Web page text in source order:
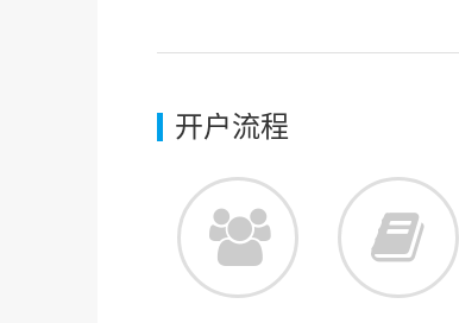
开户流程